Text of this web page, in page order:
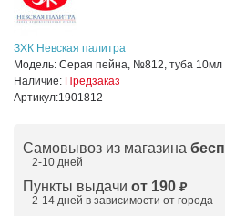
ЗХК Невская палитра
Модель: Серая пейна, №812, туба 10мл
Наличие: Предзаказ
Артикул:1901812
Самовывоз из магазина
2-10 дней
Пункты выдачи от 190 ₽
2-14 дней в зависимости от города